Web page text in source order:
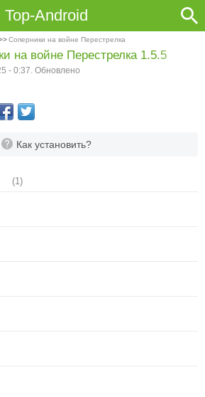
Top-Android
Соперники на войне Перестрелка
Как установить?
(1)
на войне Перестрелка 1.5.5
- 0:37. Обновлено